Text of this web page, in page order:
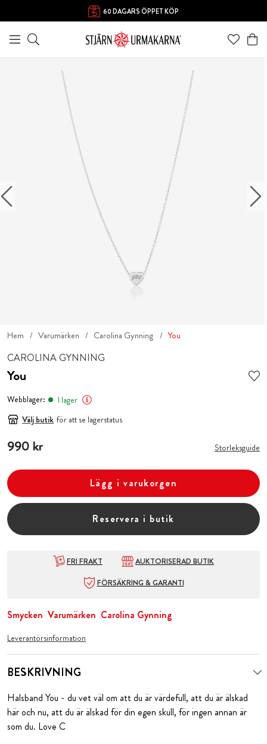
60 DAGARS ÖPPET KÖP
Hem Varumärken Carolina Gynning You
CAROLINA GYNNING
You
Webblager:
I lager
Välj butik för att se lagerstatus
Pris:990 kr
990 kr Storleksguide
Lägg i varukorgen
Reservera i butik
FRI FRAKT
AUKTORISERAD BUTIK
FÖRSÄKRING & GARANTI
Smycken Varumärken Carolina Gynning
Leverantörsinformation
BESKRIVNING
Halsband You - du vet väl om att du är värdefull, att du är älskad
här och nu, att du är älskad för din egen skull, för ingen annan är
som du. Love C